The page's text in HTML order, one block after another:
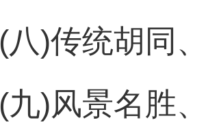
(八)传统胡同
(九)风景名胜